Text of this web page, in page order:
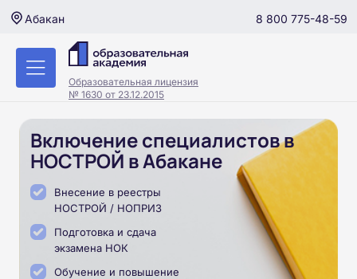
Абакан 8 800 775-48-59
Образовательная лицензия
№ 1630 от 23.12.2015
Включение специалистов в
НОСТРОЙ в Абакане
Внесение в реестры
НОСТРОЙ / НОПРИЗ
Подготовка и сдача
экзамена НОК
Обучение и повышение